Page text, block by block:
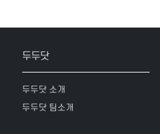
두두닷
두두닷 소개
두두닷 팀소개